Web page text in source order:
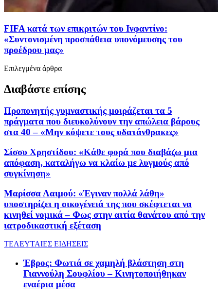
FIFA κατά των επικριτών του Ινφαντίνο:
«Συντονισμένη προσπάθεια υπονόμευσης του
προέδρου μας»
Επιλεγμένα άρθρα
Διαβάστε επίσης
Προπονητής γυμναστικής μοιράζεται τα 5
πράγματα που διευκολύνουν την απώλεια βάρους
στα 40 – «Μην κόψετε τους υδατάνθρακες»
Σίσσυ Χρηστίδου: «Κάθε φορά που διαβάζω μια
απόφαση, καταλήγω να κλαίω με λυγμούς από
συγκίνηση»
Μαρίσσα Λαιμού: «Έγιναν πολλά λάθη»
υποστηρίζει η οικογένειά της που σκέφτεται να
κινηθεί νομικά – Φως στην αιτία θανάτου από την
ιατροδικαστική εξέταση
ΤΕΛΕΥΤΑΙΕΣ ΕΙΔΗΣΕΙΣ
Έβρος: Φωτιά σε χαμηλή βλάστηση στη
Γιαννούλη Σουφλίου – Κινητοποιήθηκαν
εναέρια μέσα